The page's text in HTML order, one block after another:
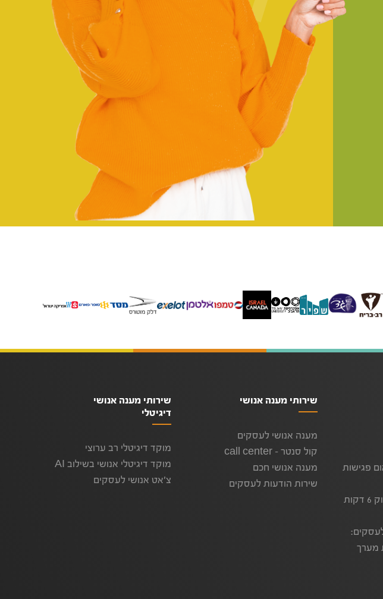
פגישות
חוק מענה טלפוני – חוק 6 דקות
מערך
שירותי מענה אנושי
מענה אנושי לעסקים
קול סנטר – call center
מענה אנושי חכם
שירות הודעות לעסקים
שירותי מענה אנושי
דיגיטלי
מוקד דיגיטלי רב ערוצי
מוקד דיגיטלי אנושי בשילוב AI
צ'אט אנושי לעסקים